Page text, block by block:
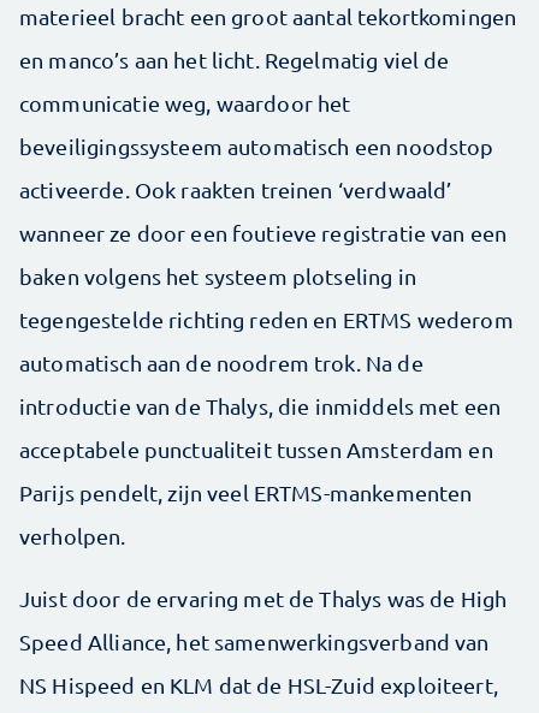
materieel bracht een groot aantal tekortkomingen
en manco’s aan het licht. Regelmatig viel de
communicatie weg, waardoor het
beveiligingssysteem automatisch een noodstop
activeerde. Ook raakten treinen ‘verdwaald’
wanneer ze door een foutieve registratie van een
baken volgens het systeem plotseling in
tegengestelde richting reden en ERTMS wederom
automatisch aan de noodrem trok. Na de
introductie van de Thalys, die inmiddels met een
acceptabele punctualiteit tussen Amsterdam en
Parijs pendelt, zijn veel ERTMS-mankementen
verholpen.
Juist door de ervaring met de Thalys was de High
Speed Alliance, het samenwerkings­verband van
NS Hispeed en KLM dat de HSL-Zuid exploiteert,